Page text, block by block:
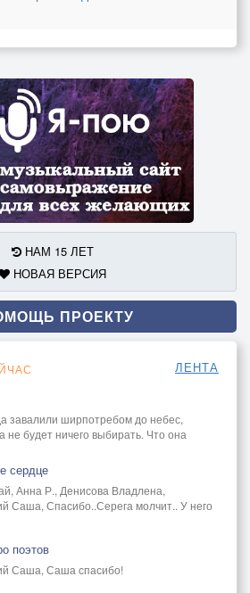
НАМ 15 ЛЕТ
НОВАЯ ВЕРСИЯ
ПРОЕКТУ
ЛЕНТА
завалили ширпотребом до небес,
не будет ничего выбирать. Что она
сердце
Анна Р., Денисова Владлена,
Саша, Спасибо..Серега молчит.. У него
поэтов
Саша, Саша спасибо!